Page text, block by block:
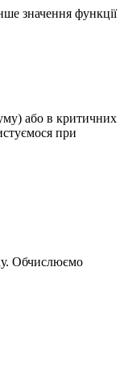
значення функції
або в критичних
при
Обчислюємо